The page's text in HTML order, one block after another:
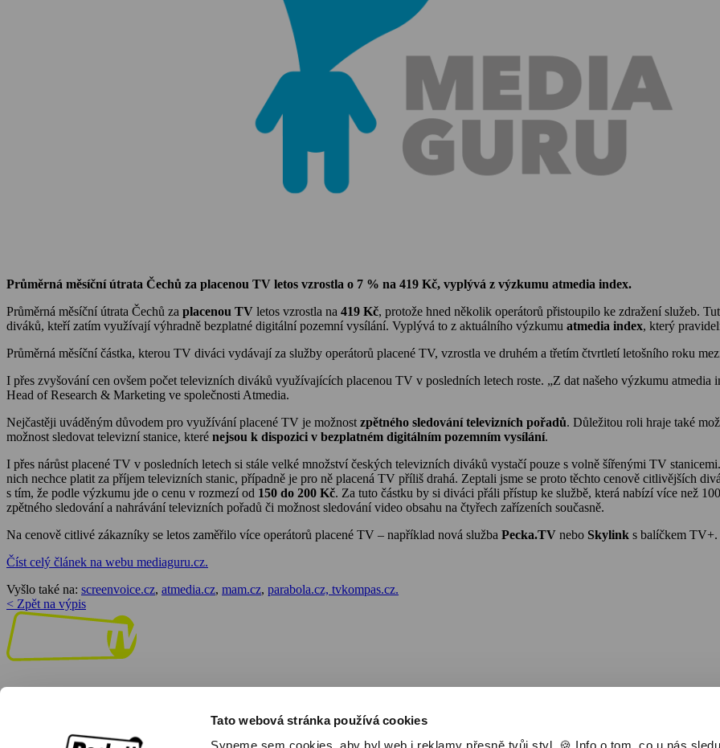
Tato webová stránka používá cookies
Průměrná měsíční útrata Čechů za placenou TV letos vzrostla o 7 % na 419 Kč, vyplývá z výzkumu atmedia index.
Průměrná měsíční útrata Čechů za placenou TV letos vzrostla na 419 Kč, protože hned několik operátorů přistoupilo ke zdražení služeb.
diváků, kteří zatím využívají výhradně bezplatné digitální pozemní vysílání. Vyplývá to z aktuálního výzkumu atmedia index, který
Průměrná měsíční částka, kterou TV diváci vydávají za služby operátorů placené TV, vzrostla ve druhém a třetím čtvrtletí letošního roku
I přes zvyšování cen ovšem počet televizních diváků využívajících placenou TV v posledních letech roste. „Z dat našeho výzkumu
Head of Research & Marketing ve společnosti Atmedia.
Nejčastěji uváděným důvodem pro využívání placené TV je možnost zpětného sledování televizních pořadů. Důležitou roli hraje také
možnost sledovat televizní stanice, které nejsou k dispozici v bezplatném digitálním pozemním vysílání.
I přes nárůst placené TV v posledních letech si stále velké množství českých televizních diváků vystačí pouze s volně šířenými TV
nich nechce platit za příjem televizních stanic, případně je pro ně placená TV příliš drahá. Zeptali jsme se proto těchto cenově citlivějších
s tím, že podle výzkumu jde o cenu v rozmezí od 150 do 200 Kč. Za tuto částku by si diváci přáli přístup ke službě, která nabízí více než
zpětného sledování a nahrávání televizních pořadů či možnost sledování video obsahu na čtyřech zařízeních současně.
Na cenově citlivé zákazníky se letos zaměřilo více operátorů placené TV – například nová služba Pecka.TV nebo Skylink s balíčkem TV+.
Číst celý článek na webu mediaguru.cz.
Vyšlo také na: screenvoice.cz, atmedia.cz, mam.cz, parabola.cz, tvkompas.cz.
< Zpět na výpis
Facebook